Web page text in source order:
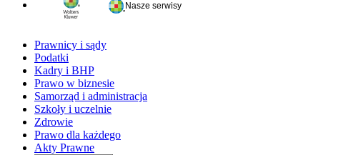
Nasze serwisy
Prawnicy i sądy
Podatki
Kadry i BHP
Prawo w biznesie
Samorząd i administracja
Szkoły i uczelnie
Zdrowie
Prawo dla każdego
Akty Prawne